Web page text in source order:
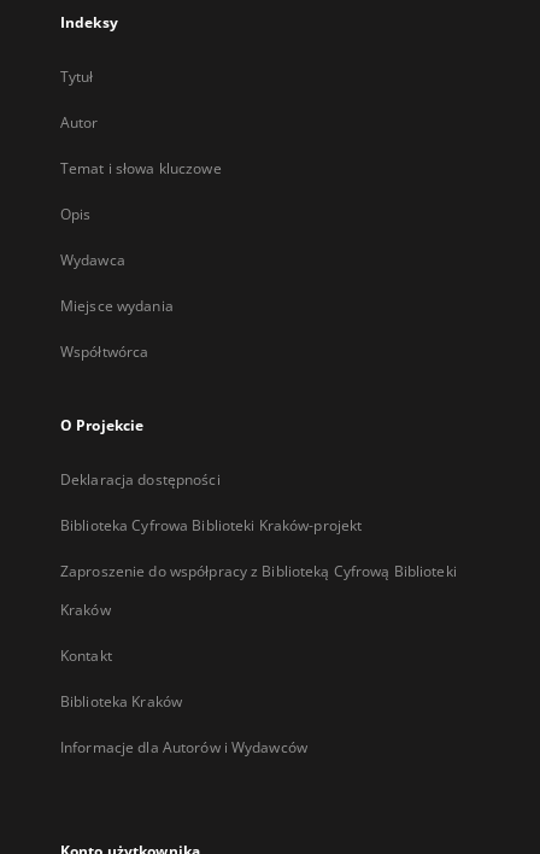
Indeksy
Tytuł
Autor
Temat i słowa kluczowe
Opis
Wydawca
Miejsce wydania
Współtwórca
O Projekcie
Deklaracja dostępności
Biblioteka Cyfrowa Biblioteki Kraków-projekt
Zaproszenie do współpracy z Biblioteką Cyfrową Biblioteki
Kraków
Kontakt
Biblioteka Kraków
Informacje dla Autorów i Wydawców